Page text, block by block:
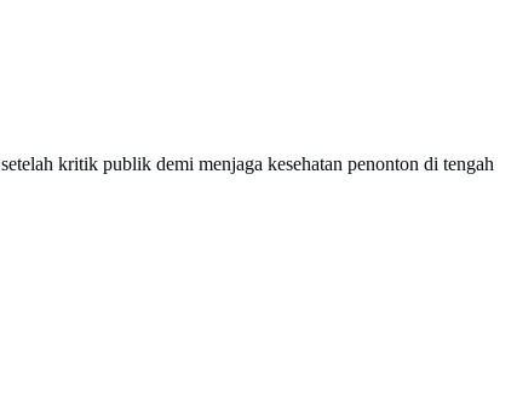
kritik publik demi menjaga kesehatan penonton di tengah